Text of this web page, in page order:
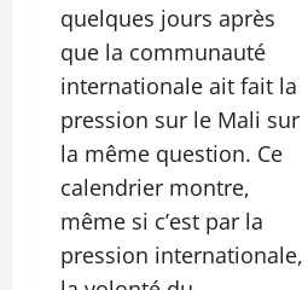
quelques jours après
que la communauté
internationale ait fait la
pression sur le Mali sur
la même question. Ce
calendrier montre,
même si c’est par la
pression internationale,